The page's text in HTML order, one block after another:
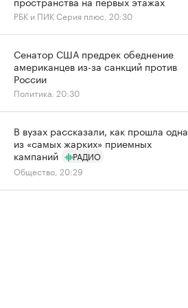
РБК и ПИК Серия плюс, 20:30
Сенатор США предрек обеднение
американцев из-за санкций против
России
Политика, 20:30
В вузах рассказали, как прошла одна
из «самых жарких» приемных
кампаний
РАДИО
Общество, 20:29